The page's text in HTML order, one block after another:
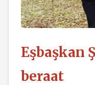
Eşbaşkan
beraat